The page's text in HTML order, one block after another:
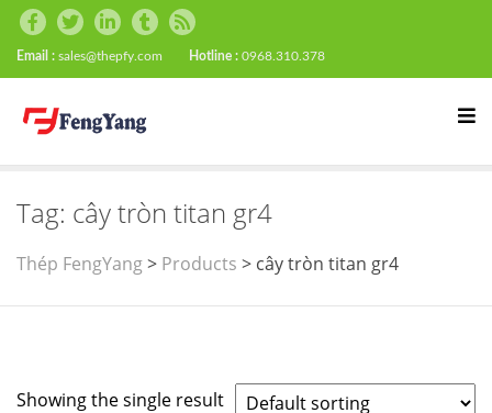
Email : sales@thepfy.com Hotline : 0968.310.378
Tag: cây tròn titan gr4
Thép FengYang> Products > cây tròn titan gr4
Showing the single result